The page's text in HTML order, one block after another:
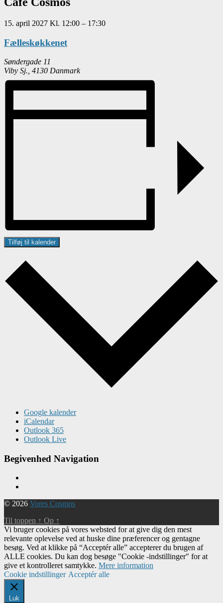
15. april 2027 Kl. 12:00 – 17:30
Fælleskøkkenet
Søndergade 11
Viby Sj. 4130 Danmark
Tilføj til kalender
Google kalender
iCalendar
Outlook 365
Outlook Live
Begivenhed Navigation
© 2026 Vores Cosmos
Til toppen ↑ Op ↑
Vi bruger cookies på vores websted for at give dig den mest
relevante oplevelse ved at huske dine præferencer og gentagne
besøg. Ved at klikke på “Acceptér alle” accepterer du brugen af ​​
ALLE cookies. Du kan dog besøge "Cookie -indstillinger" for at
give et kontrolleret samtykke. Mere information
Cookie indstillinger Acceptér alle
Luk